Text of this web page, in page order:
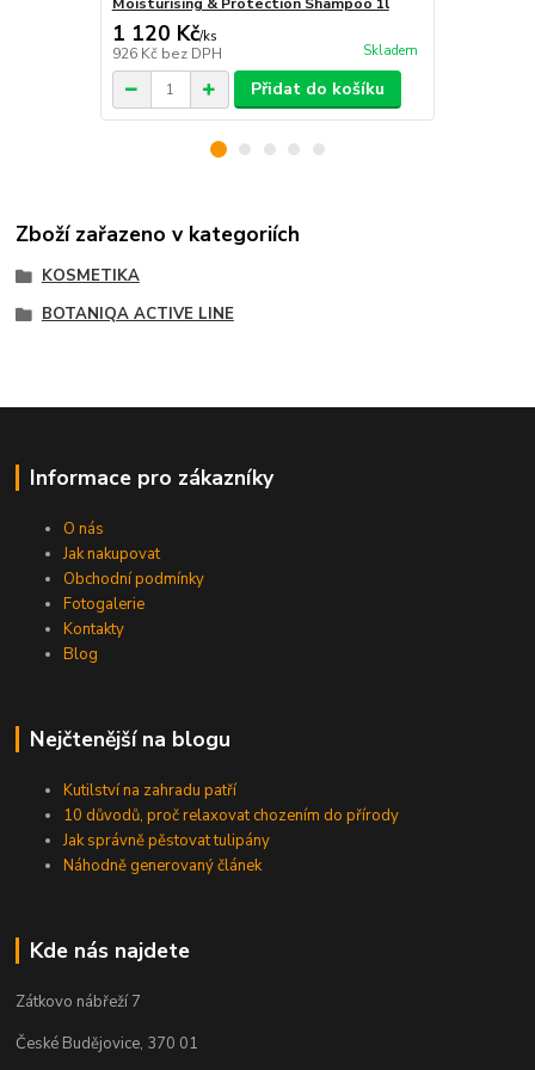
1 120 Kč/ks
926 Kč bez DPH Skladem
Přidat do košíku
Zboží zařazeno v kategoriích
KOSMETIKA
BOTANIQA ACTIVE LINE
Informace pro zákazníky
O nás
Jak nakupovat
Obchodní podmínky
Fotogalerie
Kontakty
Blog
Nejčtenější na blogu
Kutilství na zahradu patří
10 důvodů, proč relaxovat chozením do přírody
Jak správně pěstovat tulipány
Náhodně generovaný článek
Kde nás najdete
Zátkovo nábřeží 7
České Budějovice, 370 01